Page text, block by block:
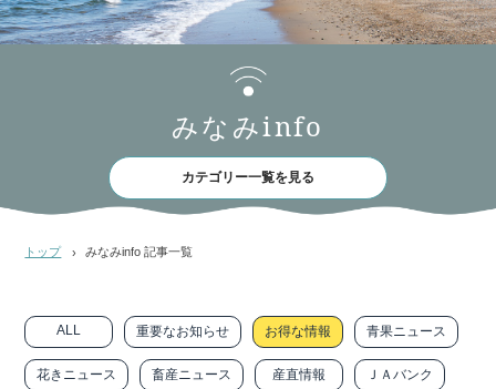
みなみinfo
カテゴリー一覧を見る
トップ みなみinfo 記事一覧
ALL 重要なお知らせ お得な情報 青果ニュース
花きニュース 畜産ニュース 産直情報 ＪＡバンク